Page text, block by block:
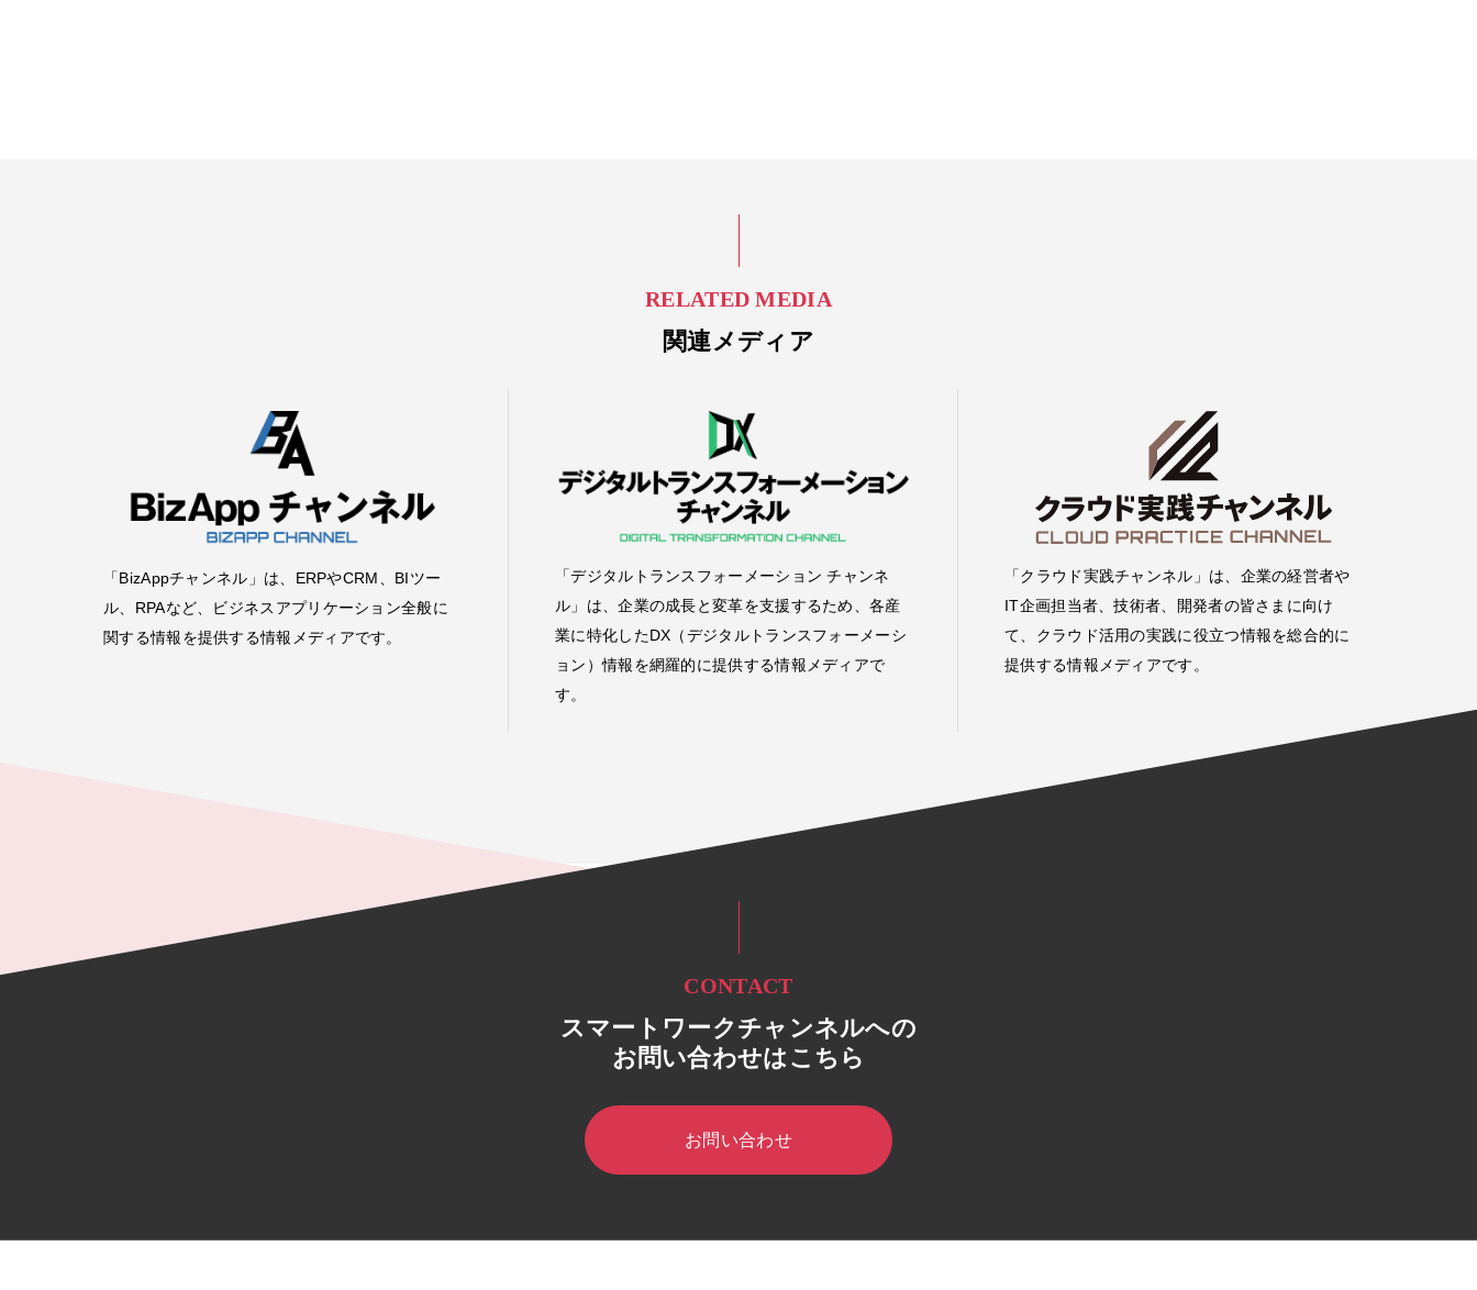
RELATED MEDIA
関連メディア
「BizAppチャンネル」は、ERPやCRM、BIツー
ル、RPAなど、ビジネスアプリケーション全般に
関する情報を提供する情報メディアです。
「デジタルトランスフォーメーション チャンネ
ル」は、企業の成長と変革を支援するため、各産
業に特化したDX（デジタルトランスフォーメーシ
ョン）情報を網羅的に提供する情報メディアで
す。
「クラウド実践チャンネル」は、企業の経営者や
IT企画担当者、技術者、開発者の皆さまに向け
て、クラウド活用の実践に役立つ情報を総合的に
提供する情報メディアです。
CONTACT
スマートワークチャンネルへの
お問い合わせはこちら
お問い合わせ